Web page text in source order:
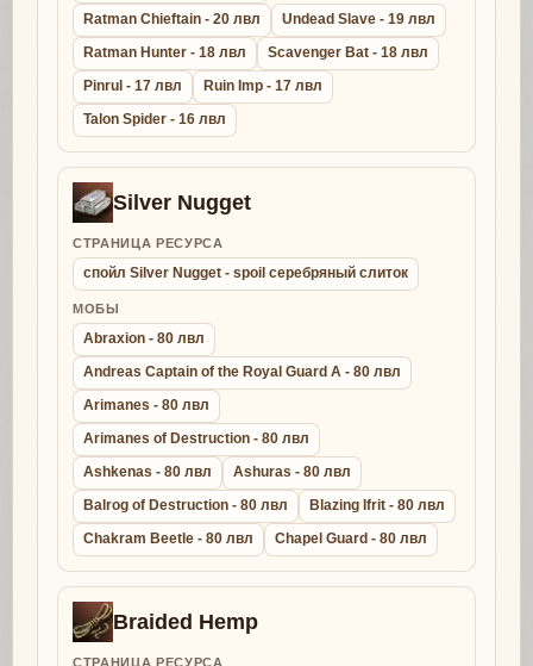
Ratman Chieftain - 20 лвл
Undead Slave - 19 лвл
Ratman Hunter - 18 лвл
Scavenger Bat - 18 лвл
Pinrul - 17 лвл
Ruin Imp - 17 лвл
Talon Spider - 16 лвл
Silver Nugget
СТРАНИЦА РЕСУРСА
спойл Silver Nugget - spoil серебряный слиток
МОБЫ
Abraxion - 80 лвл
Andreas Captain of the Royal Guard A - 80 лвл
Arimanes - 80 лвл
Arimanes of Destruction - 80 лвл
Ashkenas - 80 лвл
Ashuras - 80 лвл
Balrog of Destruction - 80 лвл
Blazing Ifrit - 80 лвл
Chakram Beetle - 80 лвл
Chapel Guard - 80 лвл
Braided Hemp
СТРАНИЦА РЕСУРСА